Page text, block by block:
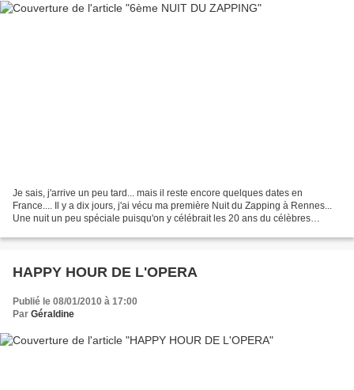
Je sais, j'arrive un peu tard... mais il reste encore quelques dates en
France.... Il y a dix jours, j'ai vécu ma première Nuit du Zapping à Rennes...
Une nuit un peu spéciale puisqu'on y célébrait les 20 ans du célèbres
HAPPY HOUR DE L'OPERA
Publié le 08/01/2010 à 17:00
Par Géraldine